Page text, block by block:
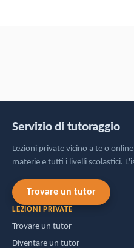
Servizio di tutoraggio
Lezioni private vicino a te o
materie e tutti i livelli scolastici.
Trovare un tutor
LEZIONI PRIVATE
Trovare un tutor
Diventare un tutor